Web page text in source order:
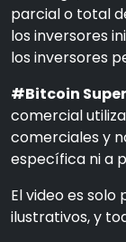
parcial o total
los inversores
los inversores
#Bitcoin
comercial
comerciales y
específica ni a
El video es
ilustrativos, y